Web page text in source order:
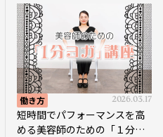
働き方 2026.03.17
短時間でパフォーマンスを高
める美容師のための「１分ヨ